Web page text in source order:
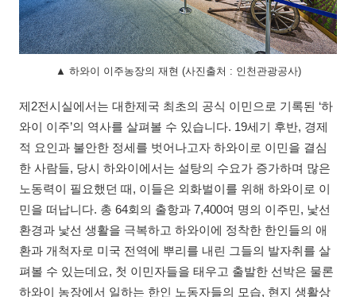
▲ 하와이 이주농장의 재현 (사진출처 : 인천관광공사)
제2전시실에서는 대한제국 최초의 공식 이민으로 기록된 ‘하
와이 이주’의 역사를 살펴볼 수 있습니다. 19세기 후반, 경제
적 요인과 불안한 정세를 벗어나고자 하와이로 이민을 결심
한 사람들, 당시 하와이에서는 설탕의 수요가 증가하며 많은
노동력이 필요했던 때, 이들은 외화벌이를 위해 하와이로 이
민을 떠납니다. 총 64회의 출항과 7,400여 명의 이주민, 낯선
환경과 낯선 생활을 극복하고 하와이에 정착한 한인들의 애
환과 개척자로 미국 전역에 뿌리를 내린 그들의 발자취를 살
펴볼 수 있는데요, 첫 이민자들을 태우고 출발한 선박은 물론
하와이 농장에서 일하는 한인 노동자들의 모습, 현지 생활상